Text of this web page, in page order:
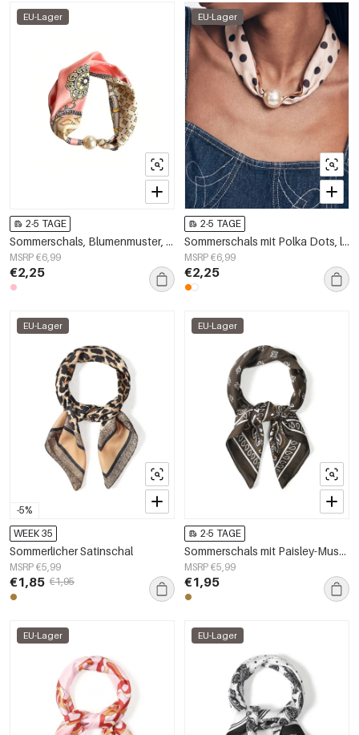
EU-Lager
2-5 TAGE
Sommerschals, Blumenmuster, lässig, Polyester, Alltagsaccessoires
MSRP €6,99
€2,25
EU-Lager
2-5 TAGE
Sommerschals mit Polka Dots, lässiges Polyester, Alltagsaccessoires
MSRP €6,99
€2,25
-5%
EU-Lager
WEEK 35
Sommerlicher Satinschal
MSRP €5,99
€1,85 €1,95
EU-Lager
2-5 TAGE
Sommerschals mit Paisley-Muster, lässiges Polyester, Alltagsaccessoires
MSRP €5,99
€1,95
EU-Lager EU-Lager